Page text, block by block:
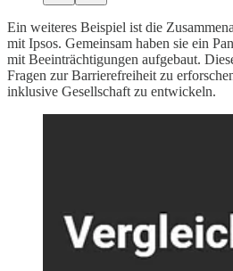
Ein weiteres Beispiel ist die
mit Ipsos. Gemeinsam haben sie ein
mit Beeinträchtigungen aufgebaut.
Fragen zur Barrierefreiheit zu
inklusive Gesellschaft zu entwickeln.